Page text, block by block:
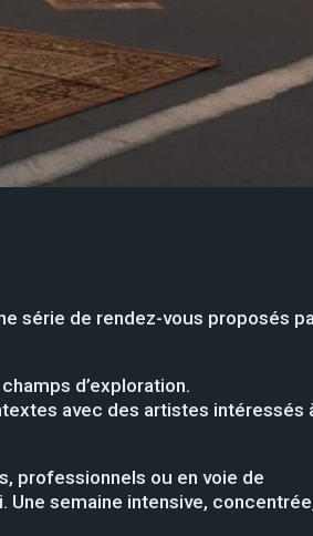
série de rendez-vous proposés
d’exploration.
avec des artistes intéressés
professionnels ou en voie de
semaine intensive,